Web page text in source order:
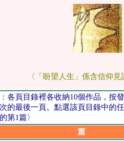
〈「盼望人生」係含信仰
：各頁目錄裡各收納10個作品，
的最後一頁。點選該頁目錄中的
第1篇〉
篇